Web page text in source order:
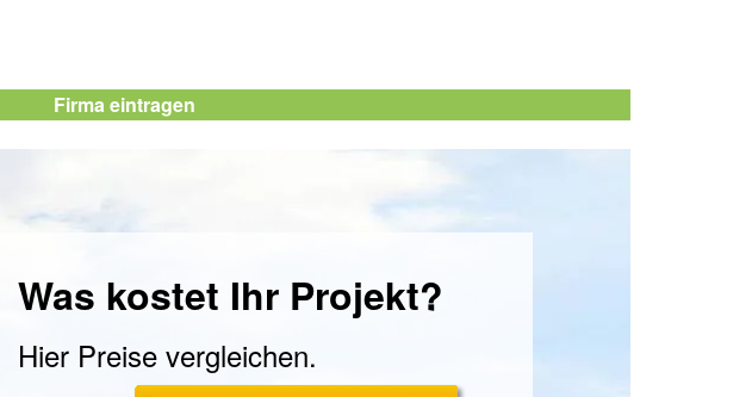
Firmaeintragen
Was kostet Ihr Projekt?
Hier Preise vergleichen.